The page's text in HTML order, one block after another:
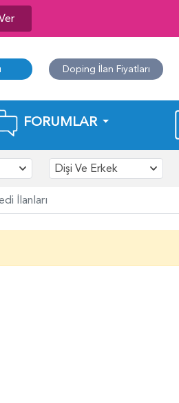
Doping İlan Fiyatları
FORUMLAR
Dişi Ve Erkek
İlanları